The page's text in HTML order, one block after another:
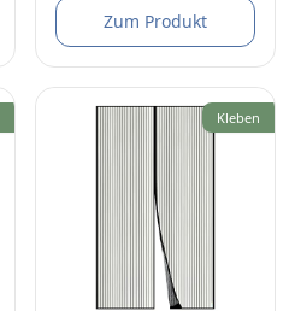
Zum Produkt
Kleben